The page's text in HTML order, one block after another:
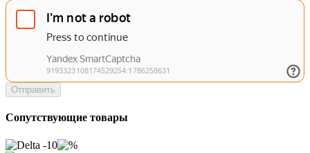
Отправить
Сопутствующие товары
-10